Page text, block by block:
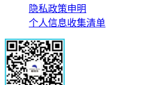
隐私政策申明
个人信息收集清单